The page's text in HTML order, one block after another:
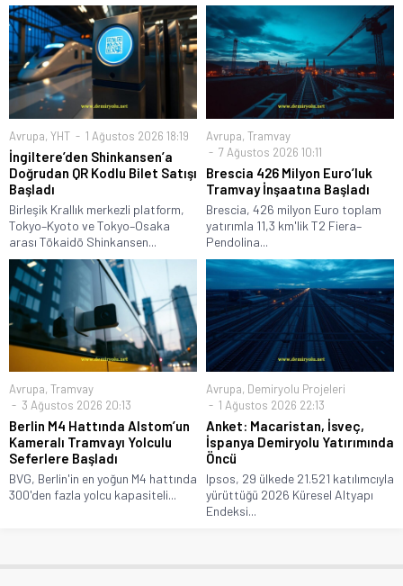
Avrupa, YHT 1 Ağustos 2026 18:19
İngiltere’den Shinkansen’a
Doğrudan QR Kodlu Bilet Satışı
Başladı
Birleşik Krallık merkezli platform,
Tokyo–Kyoto ve Tokyo–Osaka
arası Tōkaidō Shinkansen...
Avrupa, Tramvay
7 Ağustos 2026 10:11
Brescia 426 Milyon Euro’luk
Tramvay İnşaatına Başladı
Brescia, 426 milyon Euro toplam
yatırımla 11,3 km'lik T2 Fiera–
Pendolina...
Avrupa, Tramvay
3 Ağustos 2026 20:13
Berlin M4 Hattında Alstom’un
Kameralı Tramvayı Yolculu
Seferlere Başladı
BVG, Berlin'in en yoğun M4 hattında
300'den fazla yolcu kapasiteli...
Avrupa, Demiryolu Projeleri
1 Ağustos 2026 22:13
Anket: Macaristan, İsveç,
İspanya Demiryolu Yatırımında
Öncü
Ipsos, 29 ülkede 21.521 katılımcıyla
yürüttüğü 2026 Küresel Altyapı
Endeksi...